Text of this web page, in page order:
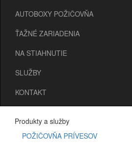
AUTOBOXY POŽIČOVŇA
ŤAŽNÉ ZARIADENIA
NA STIAHNUTIE
SLUŽBY
KONTAKT
Produkty a služby
POŽIČOVŇA PRÍVESOV